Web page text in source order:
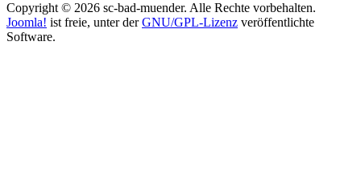
Copyright © 2026 sc-bad-muender. Alle Rechte vorbehalten.
Joomla! ist freie, unter derGNU/GPL-Lizenz veröffentlichte
Software.